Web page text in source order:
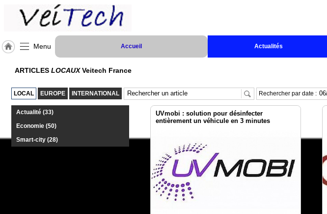
Menu Accueil Actualités
Accueil
Actualités
Agenda
Vidéos
Gazette
ARTICLES LOCAUXVeitech France
LOCAL EUROPE INTERNATIONAL Rechercher par date :
Actualité (33)
Economie (50)
Smart-city (28)
UVmobi : solution pour désinfecter
entièrement un véhicule en 3 minutes